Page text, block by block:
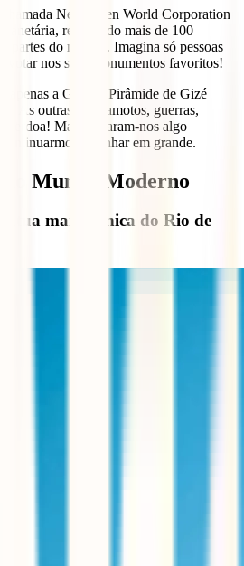
New Open World Corporation
recebendo mais de 100
partes do mundo. Imagina só pessoas
votar nos seus monumentos favoritos!
apenas a Grande Pirâmide de Gizé
As outras? Terramotos, guerras,
Mas deixaram-nos algo
a sonhar em grande.
Mundo Moderno
mais icónica do Rio de